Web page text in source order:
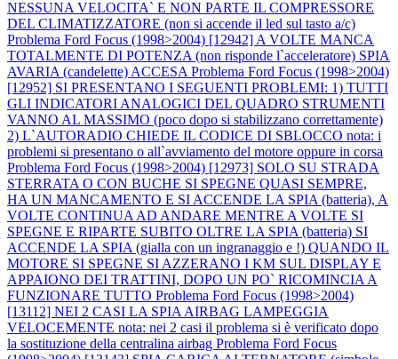
NESSUNA VELOCITA` E NON PARTE IL COMPRESSORE
DEL CLIMATIZZATORE (non si accende il led sul tasto a/c)
Problema Ford Focus (1998>2004) [12942] A VOLTE MANCA
TOTALMENTE DI POTENZA (non risponde l`acceleratore) SPIA
AVARIA (candelette) ACCESA Problema Ford Focus (1998>2004)
[12952] SI PRESENTANO I SEGUENTI PROBLEMI: 1) TUTTI
GLI INDICATORI ANALOGICI DEL QUADRO STRUMENTI
VANNO AL MASSIMO (poco dopo si stabilizzano correttamente)
2) L`AUTORADIO CHIEDE IL CODICE DI SBLOCCO nota: i
problemi si presentano o all`avviamento del motore oppure in corsa
Problema Ford Focus (1998>2004) [12973] SOLO SU STRADA
STERRATA O CON BUCHE SI SPEGNE QUASI SEMPRE,
HA UN MANCAMENTO E SI ACCENDE LA SPIA (batteria), A
VOLTE CONTINUA AD ANDARE MENTRE A VOLTE SI
SPEGNE E RIPARTE SUBITO OLTRE LA SPIA (batteria) SI
ACCENDE LA SPIA (gialla con un ingranaggio e !) QUANDO IL
MOTORE SI SPEGNE SI AZZERANO I KM SUL DISPLAY E
APPAIONO DEI TRATTINI, DOPO UN PO` RICOMINCIA A
FUNZIONARE TUTTO Problema Ford Focus (1998>2004)
[13112] NEI 2 CASI LA SPIA AIRBAG LAMPEGGIA
VELOCEMENTE nota: nei 2 casi il problema si è verificato dopo
la sostituzione della centralina airbag Problema Ford Focus